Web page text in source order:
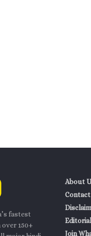
fastest
150+
About
Join